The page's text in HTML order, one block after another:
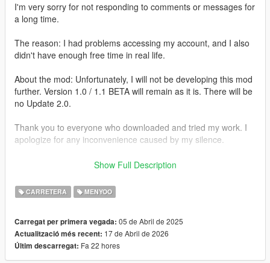
I'm very sorry for not responding to comments or messages for
a long time.
The reason: I had problems accessing my account, and I also
didn't have enough free time in real life.
About the mod: Unfortunately, I will not be developing this mod
further. Version 1.0 / 1.1 BETA will remain as it is. There will be
no Update 2.0.
Thank you to everyone who downloaded and tried my work. I
apologize for any inconvenience caused by my silence.
The mod can still be used as-is if you follow the installation
-After the apocalypse (all parts of the map) BETA-
The map is still at an early stage of development.
This project is tied to the zombie apocalypse, there must be
something left after the apocalypse begins.
Show Full Description
CARRETERA MENYOO
Carregat per primera vegada: 05 de Abril de 2025
Actualització més recent: 17 de Abril de 2026
Últim descarregat: Fa 22 hores